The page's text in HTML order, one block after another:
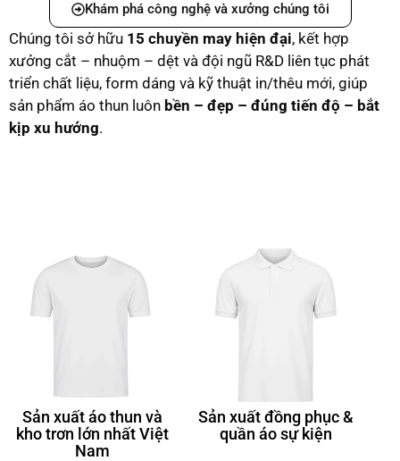
Khám phá công nghệ và xưởng chúng tôi
Chúng tôi sở hữu 15 chuyền may hiện đại, kết hợp
xưởng cắt – nhuộm – dệt và đội ngũ R&D liên tục phát
triển chất liệu, form dáng và kỹ thuật in/thêu mới, giúp
sản phẩm áo thun luôn bền – đẹp – đúng tiến độ – bắt
kịp xu hướng.
Sản xuất áo thun và
kho trơn lớn nhất Việt
Nam
Sản xuất đồng phục &
quần áo sự kiện